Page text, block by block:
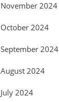
November 2024
October 2024
September 2024
August 2024
July 2024